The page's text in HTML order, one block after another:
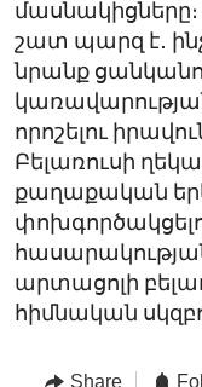
շատ պարզ է․
նրանք
կառավարության
որոշելու
Բելառուսի
քաղաքական
արտացոլի
հիմնական
Share